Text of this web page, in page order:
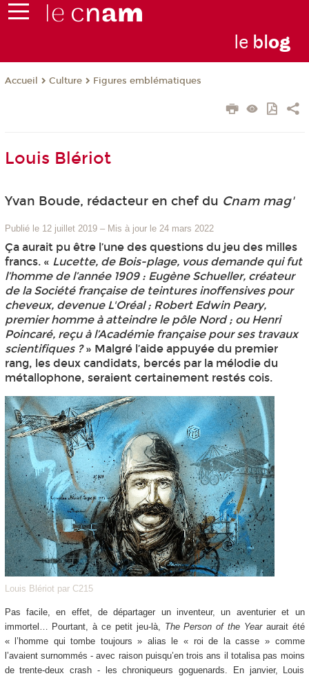
le blog
Accueil Culture Figures emblématiques
Louis Blériot
Yvan Boude, rédacteur en chef du Cnam mag'
Publié le 12 juillet 2019 – Mis à jour le 24 mars 2022
Ça aurait pu être l’une des questions du jeu des milles
francs. « Lucette, de Bois-plage, vous demande qui fut
l’homme de l’année 1909 : Eugène Schueller, créateur
de la Société française de teintures inoffensives pour
cheveux, devenue L'Oréal ; Robert Edwin Peary,
premier homme à atteindre le pôle Nord ; ou Henri
Poincaré, reçu à l’Académie française pour ses travaux
scientifiques ?» Malgré l’aide appuyée du premier
rang, les deux candidats, bercés par la mélodie du
métallophone, seraient certainement restés cois.
Louis Blériot par C215
Pas facile, en effet, de départager un inventeur, un aventurier et un
immortel… Pourtant, à ce petit jeu-là, The Person of the Yearaurait été
« l’homme qui tombe toujours » alias le « roi de la casse » comme
l’avaient surnommés - avec raison puisqu’en trois ans il totalisa pas moins
de trente-deux crash - les chroniqueurs goguenards. En janvier, Louis